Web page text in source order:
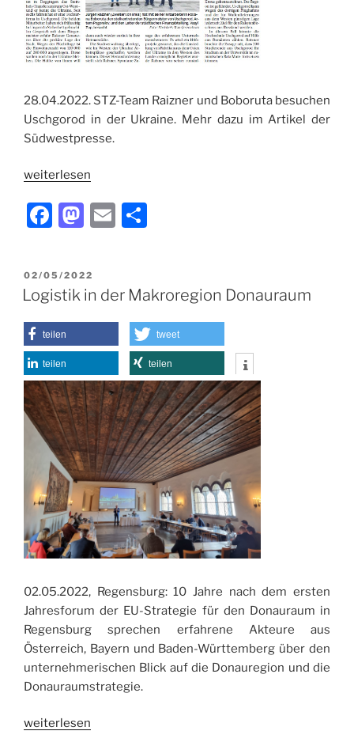
28.04.2022. STZ-Team Raizner und Boboruta besuchen
Uschgorod in der Ukraine. Mehr dazu im Artikel der
Südwestpresse.
weiterlesen
F
c
e
b
o
o
k
M
st
o
d
o
E
l
n
VERÖFFENTLICHT
AM
02/05/2022
Logistik in der Makroregion Donauraum
teilen tweet
teilen teilen
02.05.2022, Regensburg: 10 Jahre nach dem ersten
Jahresforum der EU-Strategie für den Donauraum in
Regensburg sprechen erfahrene Akteure aus
Österreich, Bayern und Baden-Württemberg über den
unternehmerischen Blick auf die Donauregion und die
Donauraumstrategie.
weiterlesen